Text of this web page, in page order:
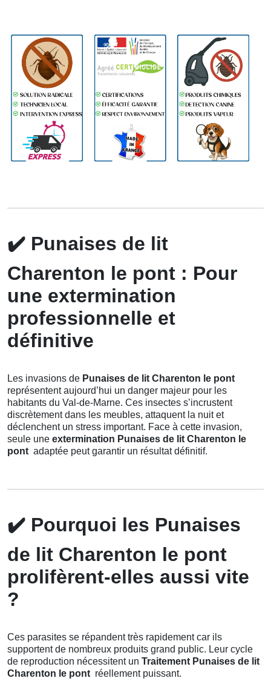
✔️ Punaises de lit
Charenton le pont : Pour
une extermination
professionnelle et
définitive
Les invasions de Punaises de lit Charenton le pont
représentent aujourd’hui un danger majeur pour les
habitants du Val-de-Marne. Ces insectes s’incrustent
discrètement dans les meubles, attaquent la nuit et
déclenchent un stress important. Face à cette invasion,
seule une extermination Punaises de lit Charenton le
pont adaptée peut garantir un résultat définitif.
✔️ Pourquoi les Punaises
de lit Charenton le pont
prolifèrent-elles aussi vite
?
Ces parasites se répandent très rapidement car ils
supportent de nombreux produits grand public. Leur cycle
de reproduction nécessitent un Traitement Punaises de lit
Charenton le pont réellement puissant.